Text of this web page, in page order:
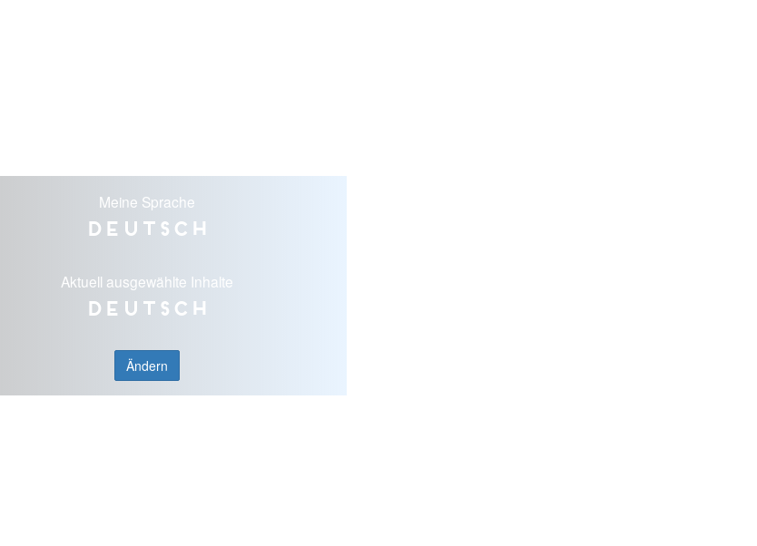
Meine Sprache
Deutsch
Aktuell ausgewählte Inhalte
Deutsch
Ändern